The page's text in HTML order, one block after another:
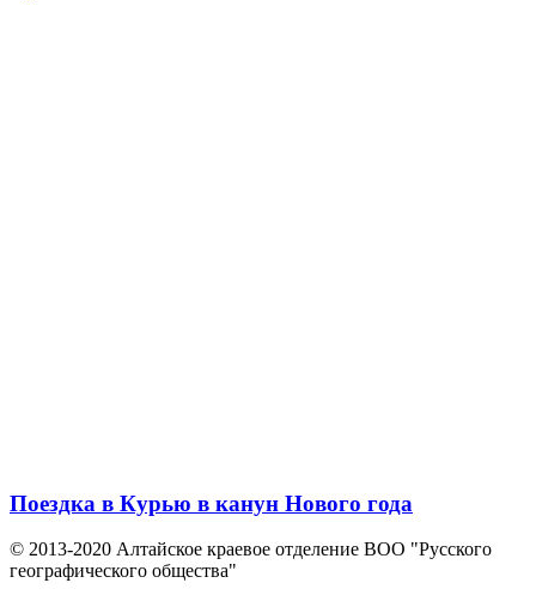
Поездка в Курью в канун Нового года
© 2013-2020 Алтайское краевое отделение BOO "Русского
географического общества"